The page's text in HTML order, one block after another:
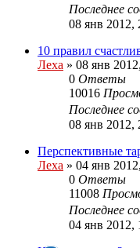
Последнее
08 янв 2012,
10 правил
Леха » 08 янв
0 Ответы
10016
Последнее
08 янв 2012,
Перспективные
Леха » 04 янв
0 Ответы
11008
Последнее
04 янв 2012,